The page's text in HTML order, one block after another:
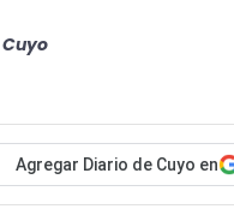
Agregar Diario de Cuyo en